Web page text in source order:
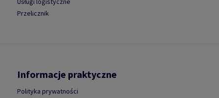
Przelicznik
Informacje praktyczne
Polityka prywatności